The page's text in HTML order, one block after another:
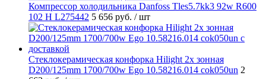
Компрессор холодильника Danfoss Tles5.7kk3 92w R600
102 H L275442 5 656 руб. / шт
Стеклокерамическая конфорка Hilight 2х зонная
D200/125mm 1700/700w Ego 10.58216.014 cok050un 2